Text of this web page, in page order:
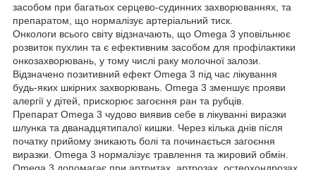
засобом при багатьох серцево-судинних захворюваннях, та
препаратом, що нормалізує артеріальний тиск.
Онкологи всього світу відзначають, що Omega 3 уповільнює
розвиток пухлин та є ефективним засобом для профілактики
онкозахворювань, у тому числі раку молочної залози.
Відзначено позитивний ефект Omega 3 під час лікування
будь-яких шкірних захворювань. Omega 3 зменшує прояви
алергії у дітей, прискорює загоєння ран та рубців.
Препарат Omega 3 чудово виявив себе в лікуванні виразки
шлунка та дванадцятипалої кишки. Через кілька днів після
початку прийому зникають болі та починається загоєння
виразки. Omega 3 нормалізує травлення та жировий обмін.
Omega 3 допомагає при артритах, артрозах, остеохондрозах,